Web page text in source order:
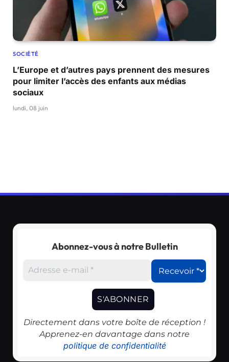
SOCIÉTÉ
L’Europe et d’autres pays prennent des mesures
pour limiter l’accès des enfants aux médias
sociaux
lundi, 08 juin
Abonnez-vous à notre Bulletin
Directement dans votre boîte de réception !
Apprenez-en davantage dans notre
politique de confidentialité